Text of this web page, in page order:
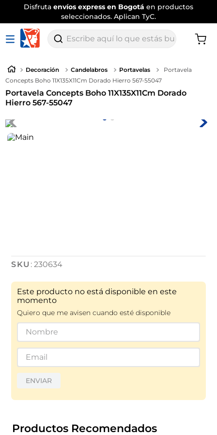
Disfruta envíos express en Bogotá en productos
seleccionados. Aplican TyC.
Escribe aquí lo que estás buscando
Decoración Candelabros Portavelas
Portavela
Concepts Boho 11X135X11Cm Dorado Hierro 567-55047
Portavela Concepts Boho 11X135X11Cm Dorado
Hierro 567-55047
:230634
Este producto no está disponible en este
momento
Quiero que me avisen cuando esté disponible
ENVIAR
Productos Recomendados